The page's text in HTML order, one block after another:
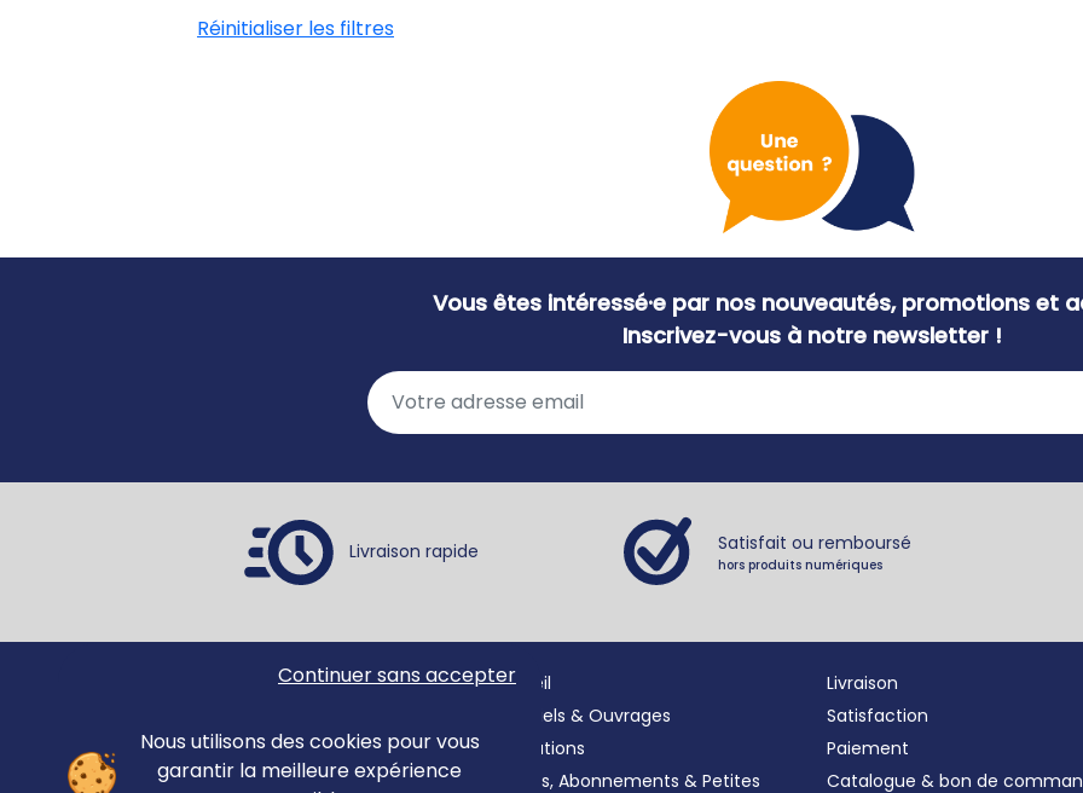
mathématiques
Retard de langage
Retard de parole
Segmentation
Voix
Réinitialiser les filtres
Vous êtes intéressé·e par nos nouveautés, promotions et
Inscrivez-vous à notre newsletter !
Livraison rapide Satisfait ou remboursé
hors produits numériques
62330 ISBERGUES
Accueil
Matériels & Ouvrages
Évaluations
Revues, Abonnements & Petites
Livraison
Satisfaction
Paiement
Catalogue & bon de
Continuer sans accepter
Nous utilisons des cookies pour vous
garantir la meilleure expérience